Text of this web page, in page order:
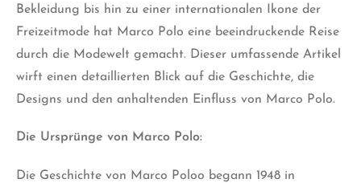
Bekleidung bis hin zu einer internationalen Ikone der
Freizeitmode hat Marco Polo eine beeindruckende Reise
durch die Modewelt gemacht. Dieser umfassende Artikel
wirft einen detaillierten Blick auf die Geschichte, die
Designs und den anhaltenden Einfluss von Marco Polo.
Die Ursprünge von Marco Polo:
Die Geschichte von Marco Poloo begann 1948 in